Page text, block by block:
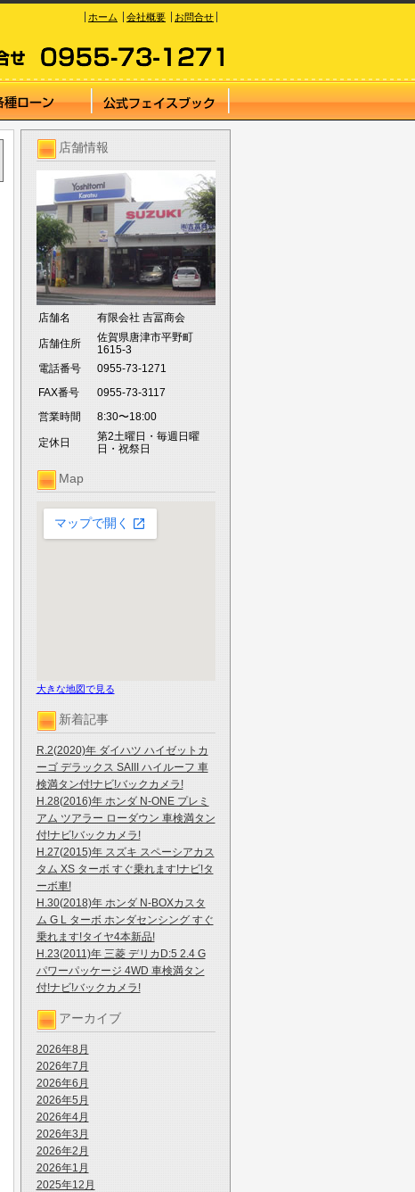
ホーム 会社概要 お問合せ
店舗情報
店舗名 有限会社 吉冨商会
店舗住所
佐賀県唐津市平野町
1615-3
電話番号
0955-73-1271
FAX番号
0955-73-3117
営業時間
8:30〜18:00
定休日
第2土曜日・毎週日曜
日・祝祭日
Map
大きな地図で見る
新着記事
R.2(2020)年 ダイハツ ハイゼットカ
ーゴ デラックス SAIII ハイルーフ 車
検満タン付!ナビ!バックカメラ!
H.28(2016)年 ホンダ N-ONE プレミ
アム ツアラー ローダウン 車検満タン
付!ナビ!バックカメラ!
H.27(2015)年 スズキ スペーシアカス
タム XS ターボ すぐ乗れます!ナビ!タ
ーボ車!
H.30(2018)年 ホンダ N-BOXカスタ
ム G L ターボ ホンダセンシング すぐ
乗れます!タイヤ4本新品!
H.23(2011)年 三菱 デリカD:5 2.4 G
パワーパッケージ 4WD 車検満タン
付!ナビ!バックカメラ!
アーカイブ
2026年8月
2026年7月
2026年6月
2026年5月
2026年4月
2026年3月
2026年2月
2026年1月
2025年12月